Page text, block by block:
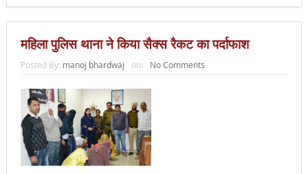
महिला पुलिस थाना ने किया सैक्स रैकट का पर्दाफाश
Posted By: manoj bhardwaj on: No Comments